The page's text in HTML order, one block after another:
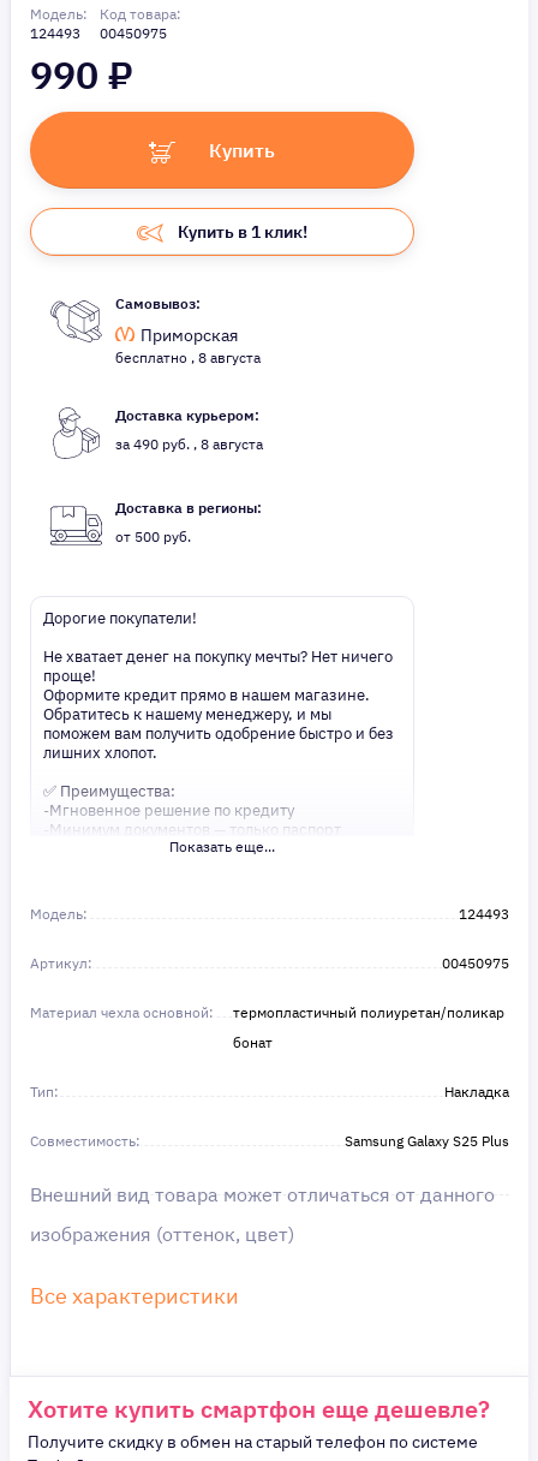
Модель:
124493
Код товара:
00450975
990 ₽
Купить
Купить в 1 клик!
Самовывоз:
Приморская
бесплатно , 8 августа
Доставка курьером:
за 490 руб. , 8 августа
Доставка в регионы:
от 500 руб.
Дорогие покупатели!
Не хватает денег на покупку мечты? Нет ничего
проще!
Оформите кредит прямо в нашем магазине.
Обратитесь к нашему менеджеру, и мы
поможем вам получить одобрение быстро и без
лишних хлопот.
✅ Преимущества:
-Мгновенное решение по кредиту
-Минимум документов — только паспорт
-Удобные сроки и низкие процентные ставки
Получите то, что нужно, прямо сейчас. Ваше
удобство — наш приоритет! ✨
в этом!
Показать еще...
Модель: 124493
Артикул: 00450975
Материал чехла основной:
термопластичный полиуретан/поликар
бонат
Тип: Накладка
Совместимость: Samsung Galaxy S25 Plus
Внешний вид товара может отличаться от данного
изображения (оттенок, цвет)
Все характеристики
Хотите купить смартфон еще дешевле?
Получите скидку в обмен на старый телефон по системе